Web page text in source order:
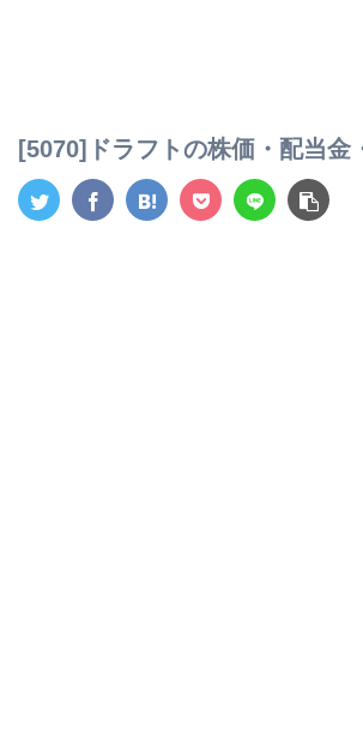
[5070]ドラフトの株価・配当金